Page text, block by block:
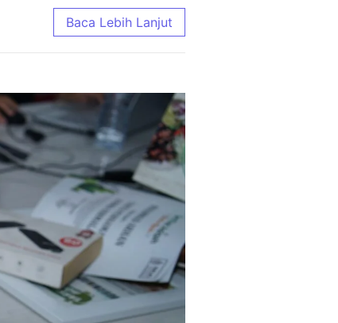
Domba Murah, Kirim Gratis
Baca Lebih Lanjut